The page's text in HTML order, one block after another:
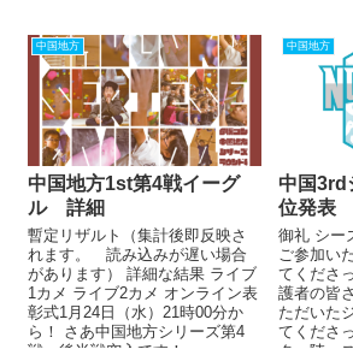
中国地方
中国地方1st第4戦イーグ
ル 詳細
暫定リザルト（集計後即反映さ
れます。 読み込みが遅い場合
があります） 詳細な結果 ライブ
1カメ ライブ2カメ オンライン表
彰式1月24日（水）21時00分か
ら！ さあ中国地方シリーズ第4
戦 後半戦突入です！...
中国地方
中国
位発表
御礼 シー
ご参加い
てくださ
護者の皆
ただいた
てくださ
ター陣、